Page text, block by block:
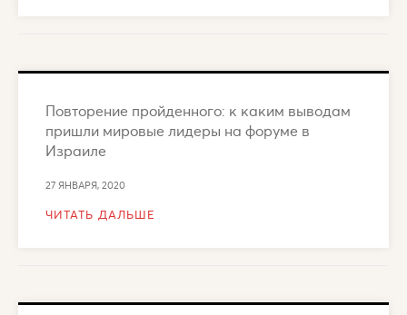
Повторение пройденного: к каким выводам
пришли мировые лидеры на форуме в
Израиле
27 ЯНВАРЯ, 2020
ЧИТАТЬ ДАЛЬШЕ